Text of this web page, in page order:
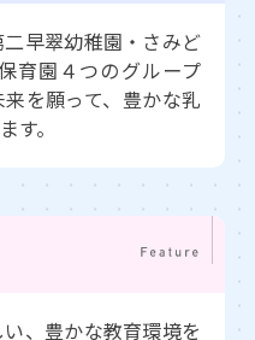
早翠幼稚園・さみど
育園４つのグループ
を願って、豊かな乳
す。
、豊かな教育環境を